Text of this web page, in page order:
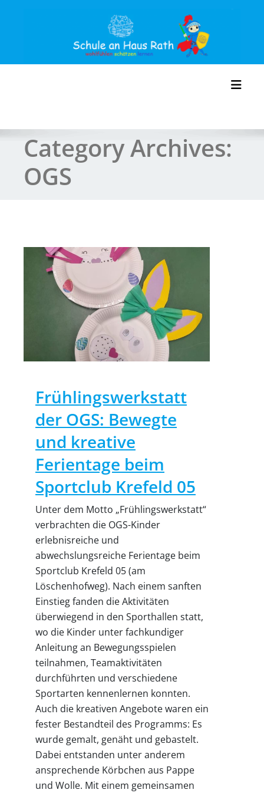
Category Archives:
OGS
Frühlingswerkstatt
der OGS: Bewegte
und kreative
Ferientage beim
Sportclub Krefeld 05
Unter dem Motto „Frühlingswerkstatt“
verbrachten die OGS-Kinder
erlebnisreiche und
abwechslungsreiche Ferientage beim
Sportclub Krefeld 05 (am
Löschenhofweg). Nach einem sanften
Einstieg fanden die Aktivitäten
überwiegend in den Sporthallen statt,
wo die Kinder unter fachkundiger
Anleitung an Bewegungsspielen
teilnahmen, Teamaktivitäten
durchführten und verschiedene
Sportarten kennenlernen konnten.
Auch die kreativen Angebote waren ein
fester Bestandteil des Programms: Es
wurde gemalt, genäht und gebastelt.
Dabei entstanden unter anderem
ansprechende Körbchen aus Pappe
und Wolle. Mit einem gemeinsamen